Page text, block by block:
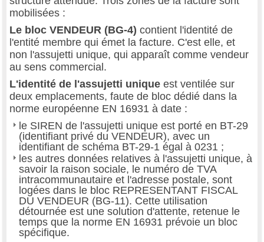
mobilisées :
Le bloc VENDEUR (BG-4) contient l'identité de
l'entité membre qui émet la facture. C'est elle, et
non l'assujetti unique, qui apparaît comme vendeur
au sens commercial.
L'identité de l'assujetti unique est ventilée sur
deux emplacements, faute de bloc dédié dans la
norme européenne EN 16931 à date :
le SIREN de l'assujetti unique est porté en BT-29
(identifiant privé du VENDEUR), avec un
identifiant de schéma BT-29-1 égal à 0231 ;
les autres données relatives à l'assujetti unique, à
savoir la raison sociale, le numéro de TVA
intracommunautaire et l'adresse postale, sont
logées dans le bloc REPRESENTANT FISCAL
DU VENDEUR (BG-11). Cette utilisation
détournée est une solution d'attente, retenue le
temps que la norme EN 16931 prévoie un bloc
spécifique.